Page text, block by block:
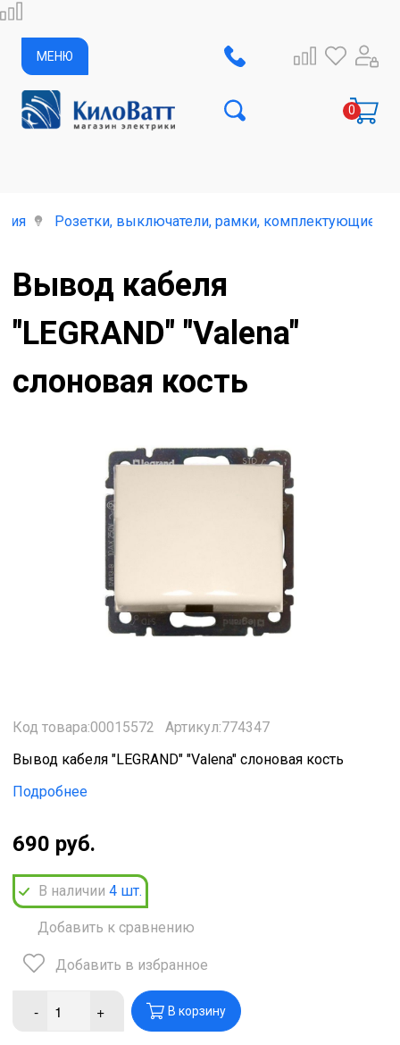
МЕНЮ
Розетки, выключатели, рамки, комплектующие и
Вывод кабеля
"LEGRAND" "Valena"
слоновая кость
Код товара:00015572
Артикул:774347
Вывод кабеля "LEGRAND" "Valena" слоновая кость
Подробнее
690 руб.
В наличии 4 шт.
Добавить к сравнению
Добавить в избранное
- + В корзину